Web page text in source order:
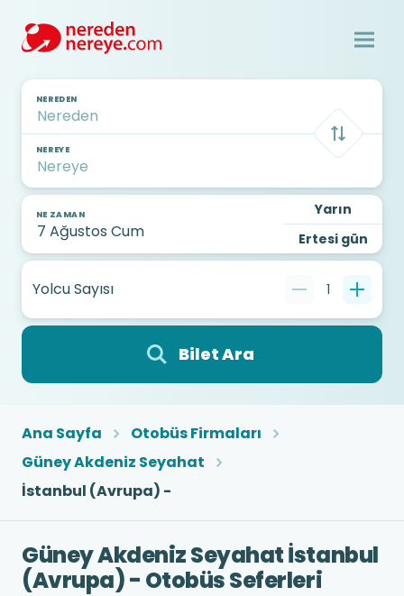
NEREDEN
NEREYE
NE ZAMAN
Yarın
Ertesi gün
Yolcu Sayısı 1
Bilet Ara
Ana Sayfa
Otobüs Firmaları
Güney Akdeniz Seyahat
İstanbul (Avrupa) -
Güney Akdeniz Seyahat İstanbul
(Avrupa) - Otobüs Seferleri